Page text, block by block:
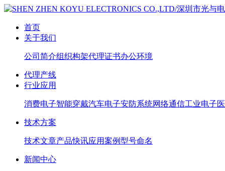
首页
关于我们
公司简介组织构架代理证书办公环境
代理产线
行业应用
消费电子智能穿戴汽车电子安防系统网络通信工业电子
技术方案
技术文章产品快讯应用案例型号命名
新闻中心